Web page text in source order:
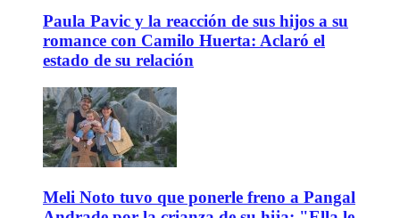
Paula Pavic y la reacción de sus hijos a su
romance con Camilo Huerta: Aclaró el
estado de su relación
Meli Noto tuvo que ponerle freno a Pangal